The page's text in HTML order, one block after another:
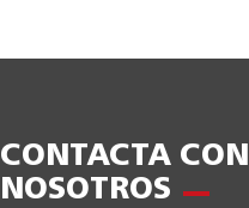
CONTACTA CON
NOSOTROS